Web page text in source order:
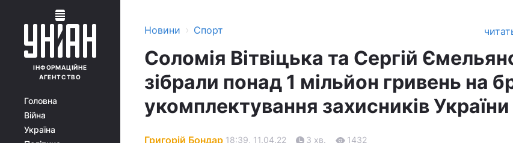
ІНФОРМАЦІЙНЕ
АГЕНТСТВО
Головна
Війна
Україна
Новини › Спорт
Соломія Вітвіцька та Сергій
зібрали понад 1 мільйон гривень на
укомплектування захисників України
Григорій Бондар 18:39, 11.04.22 3 хв. 1432